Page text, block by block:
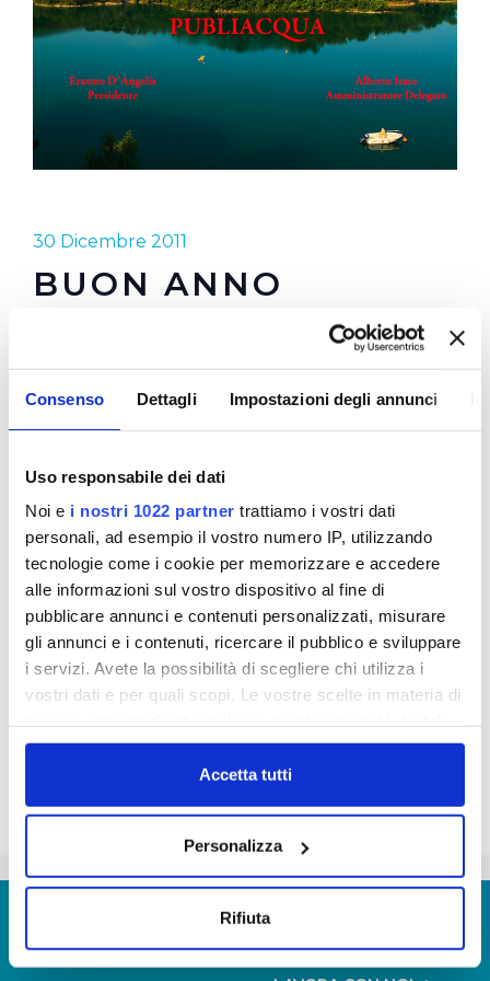
Consenso Dettagli Impostazioni degli annunci
Uso responsabile dei dati
Noi e i nostri 1022 partner trattiamo i vostri dati
personali, ad esempio il vostro numero IP, utilizzando
tecnologie come i cookie per memorizzare e accedere
alle informazioni sul vostro dispositivo al fine di
pubblicare annunci e contenuti personalizzati, misurare
gli annunci e i contenuti, ricercare il pubblico e sviluppare
i servizi. Avete la possibilità di scegliere chi utilizza i
vostri dati e per quali scopi. Le vostre scelte in materia di
in cui avete effettuato le vostre scelte. È possibile
modificare o revocare il proprio consenso in qualsiasi
momento dalla Dichiarazione sui cookie o facendo clic
Con il tuo consenso, vorremmo anche:
raccogliere informazioni sulla tua posizione
Accetta tutti
Personalizza
Rifiuta
30 Dicembre 2011
BUON ANNO
60 milioni di euro investiti nel 2011.
equivalenti a 32 milioni di bottiglie di plastica da
0,5 litri non prodotte
per 10 milioni di euro risparmiati dalle famiglie.
Publiacqua augura a tutti un 2012 di qualità
pubbliacqua_-_auguri_di_buon_2012.mp3
GIUDICA IL SERVIZIO